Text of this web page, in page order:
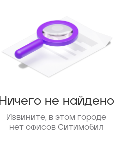
Ничего не найдено
Извините, в этом городе
нет офисов Ситимобил